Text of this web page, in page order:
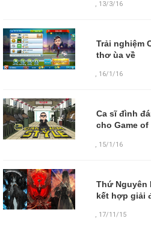
, 13/3/16
Trải nghiệm
thơ ùa về
, 16/1/16
Ca sĩ đình
cho Game of
15/1/16
Thứ Nguyên
kết hợp giải
, 17/11/15